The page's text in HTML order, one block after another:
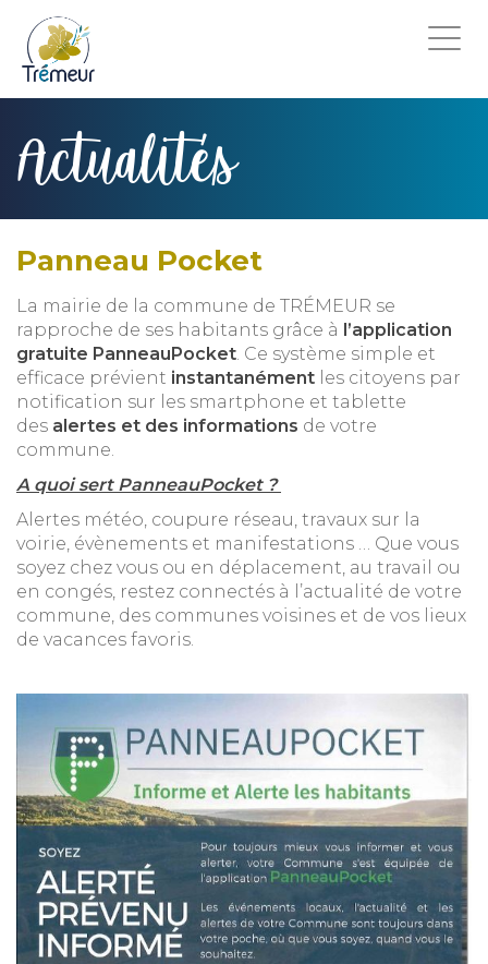
Actualités
Panneau Pocket
La mairie de la commune de TRÉMEUR se
rapproche de ses habitants grâce à l’application
gratuite PanneauPocket. Ce système simple et
efficace prévient instantanément les citoyens par
notification sur les smartphone et tablette
des alertes et des informations de votre
commune.
A quoi sert PanneauPocket ?
Alertes météo, coupure réseau, travaux sur la
voirie, évènements et manifestations … Que vous
soyez chez vous ou en déplacement, au travail ou
en congés, restez connectés à l’actualité de votre
commune, des communes voisines et de vos lieux
de vacances favoris.